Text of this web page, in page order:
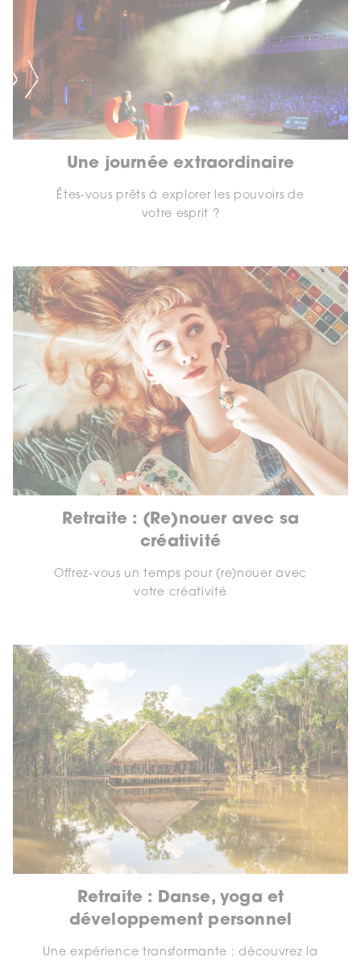
Une journée extraordinaire
Êtes-vous prêts à explorer les pouvoirs de
votre esprit ?
Retraite : (Re)nouer avec sa
créativité
Offrez-vous un temps pour (re)nouer avec
votre créativité
Retraite : Danse, yoga et
développement personnel
Une expérience transformante : découvrez la